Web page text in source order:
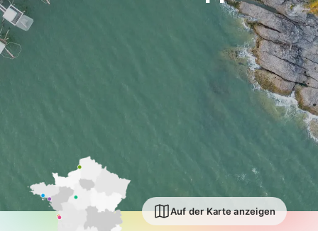
Auf der Karte anzeigen